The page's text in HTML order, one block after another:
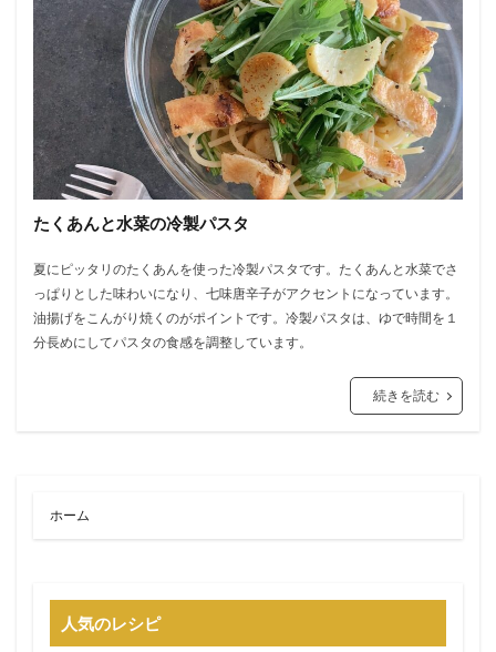
たくあんと水菜の冷製パスタ
夏にピッタリのたくあんを使った冷製パスタです。たくあんと水菜でさ
っぱりとした味わいになり、七味唐辛子がアクセントになっています。
油揚げをこんがり焼くのがポイントです。冷製パスタは、ゆで時間を１
分長めにしてパスタの食感を調整しています。
続きを読む
ホーム
人気のレシピ